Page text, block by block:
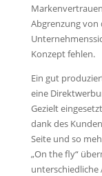
Abgrenzung von
Konzept fehlen.
Ein gut
eine
Gezielt
dank des
Seite und so
„On the fly“
unterschiedliche